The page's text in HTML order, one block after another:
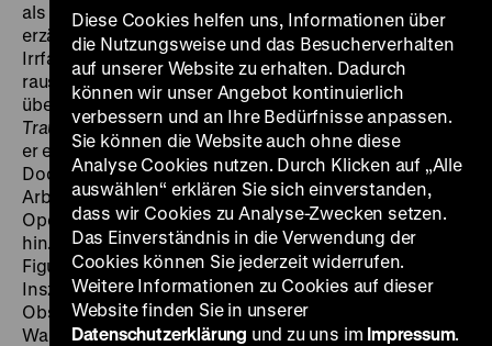
als die Frau von einem geträumten Seitensprung
erzählt, begibt sich ihr verstörter Ehemann auf eine
Irrfahrt durch New York, die ihn schlussendlich in eine
rauschhafte Orgie führt. Notizen von Stanley Kubrick
über eine mögliche Verfilmung von Arthur Schnitzlers
Traumnovellereichen weit zurück. Bereits 1968 fasste
er erste Pläne und erkundigte sich nach den Rechten.
Doch erst Mitte der 1990er Jahre beginnt er mit der
Arbeit. Strebten frühere Filme Kubricks in Richtung
Oper, so zieht esEyes Wide Shutzur Kammermusik
hin. Die eigentümlichen Räumlichkeiten bieten den
Figuren keine Geborgenheit. Kubricks präzise
Inszenierung erschafft eine von Sexualität, Schuld und
Obsessionen getränkte Atmosphäre, in der die
Wahrnehmung selbst prekär wird: Was ist Traum, was
Diese Cookies helfen uns, Informationen über
die Nutzungsweise und das Besucherverhalten
auf unserer Website zu erhalten. Dadurch
können wir unser Angebot kontinuierlich
verbessern und an Ihre Bedürfnisse anpassen.
Sie können die Website auch ohne diese
Analyse Cookies nutzen. Durch Klicken auf „Alle
auswählen“ erklären Sie sich einverstanden,
dass wir Cookies zu Analyse-Zwecken setzen.
Das Einverständnis in die Verwendung der
Cookies können Sie jederzeit widerrufen.
Weitere Informationen zu Cookies auf dieser
Website finden Sie in unserer
Datenschutzerklärung und zu uns im Impressum.